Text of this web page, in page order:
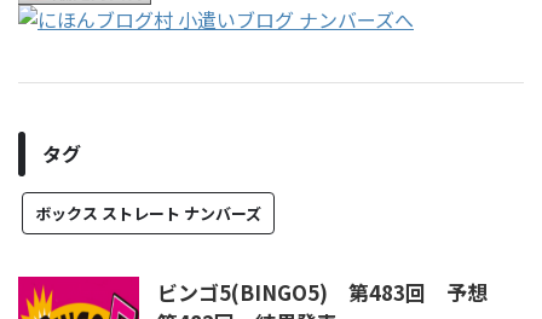
タグ
ボックス ストレート ナンバーズ
ビンゴ5(BINGO5) 第483回 予想